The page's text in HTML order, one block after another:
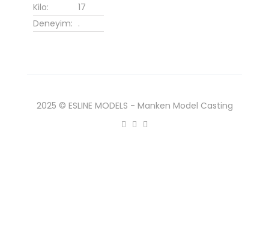
Kilo:
17
Deneyim: .
2025 © ESLINE MODELS - Manken Model Casting